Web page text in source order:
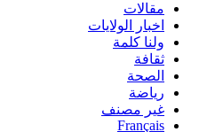
مقالات
اخبار الولايات
ولنا كلمة
ثقافة
الصحة
رياضة
غير مصنف
Français